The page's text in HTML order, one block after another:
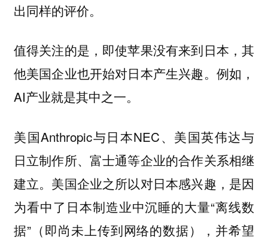
出同样的评价。
值得关注的是，即使苹果没有来到日本，其
他美国企业也开始对日本产生兴趣。例如，
AI产业就是其中之一。
美国Anthropic与日本NEC、美国英伟达与
日立制作所、富士通等企业的合作关系相继
建立。美国企业之所以对日本感兴趣，是因
为看中了日本制造业中沉睡的大量“离线数
据”（即尚未上传到网络的数据），并希望